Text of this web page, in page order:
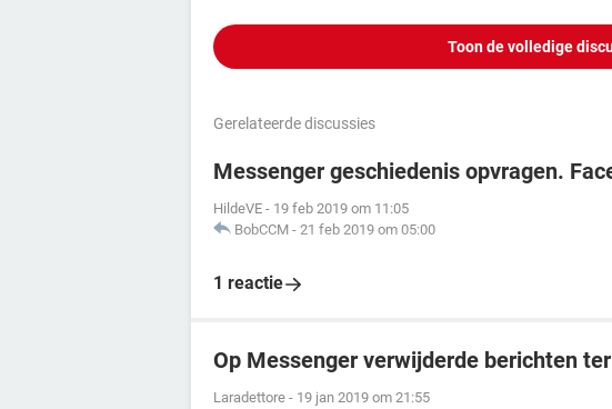
Toon de volledige
Gerelateerde discussies
Messenger geschiedenis opvragen.
HildeVE - 19 feb 2019 om 11:05
BobCCM - 21 feb 2019 om 05:00
1 reactie
Op Messenger verwijderde berichten
Laradettore - 19 jan 2019 om 21:55